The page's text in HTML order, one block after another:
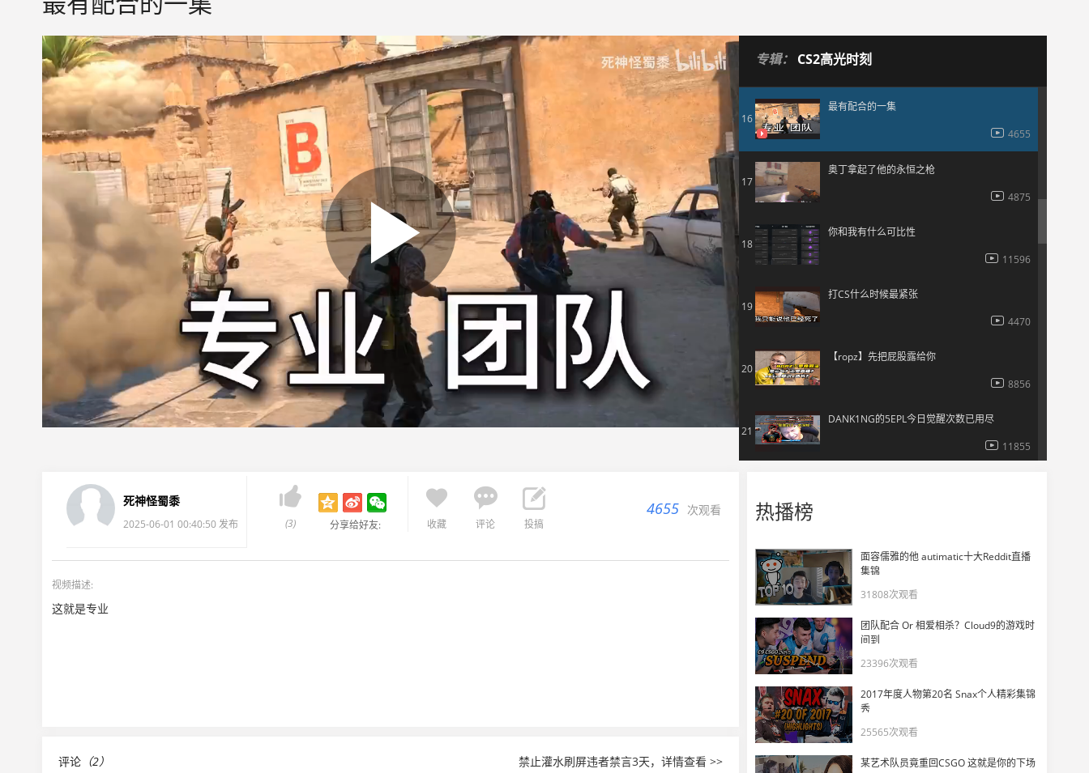
专辑： CS2高光时刻
16
最有配合的一集
4655
17
奥丁拿起了他的永恒之枪
4875
18
你和我有什么可比性
11596
19
打CS什么时候最紧张
4470
20
【ropz】先把屁股露给你
8856
21
DANK1NG的5EPL今日觉醒次数已用尽
11855
教你游龙Dust2！
4970
起床，大哥叫你打游戏
6215
这谁能想得到？
10712
死神怪蜀黍
2025-06-01 00:40:50 发布

(3) 分享给好友:

收藏

评论

投搞
4655 次观看
视频描述:
这就是专业
禁止灌水刷屏违者禁言3天，详情查看 >>
评论 （2）
热播榜
面容儒雅的他 autimatic十大Reddit直播
集锦
31808次观看
团队配合 Or 相爱相杀？Cloud9的游戏时
间到
23396次观看
2017年度人物第20名 Snax个人精彩集锦
秀
25565次观看
某艺术队员竟重回CSGO 这就是你的下场